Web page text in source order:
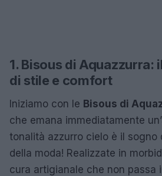
1. Bisous di Aquazzurra:
di stile e comfort
Iniziamo con le Bisous di
che emana immediatamente
tonalità azzurro cielo è il sogno
della moda! Realizzate in
cura artigianale che non passa